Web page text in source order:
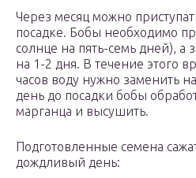
Через месяц можно
посадке. Бобы необходимо
солнце на пять-семь дней), а
на 1-2 дня. В течение этого
часов воду нужно заменить
день до посадки бобы
марганца и высушить.
Подготовленные семена
дождливый день: